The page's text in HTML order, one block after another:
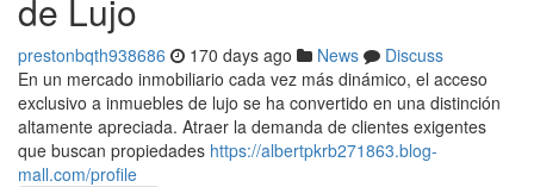
de Lujo
prestonbqth938686 170 days ago News
Discuss
En un mercado inmobiliario cada vez más dinámico, el acceso
exclusivo a inmuebles de lujo se ha convertido en una distinción
altamente apreciada. Atraer la demanda de clientes exigentes
que buscan propiedades https://albertpkrb271863.blog-
mall.com/profile